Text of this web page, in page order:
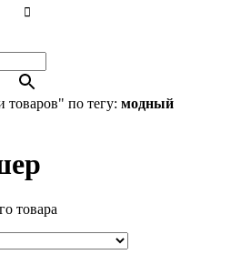
по тегу: модный
товара